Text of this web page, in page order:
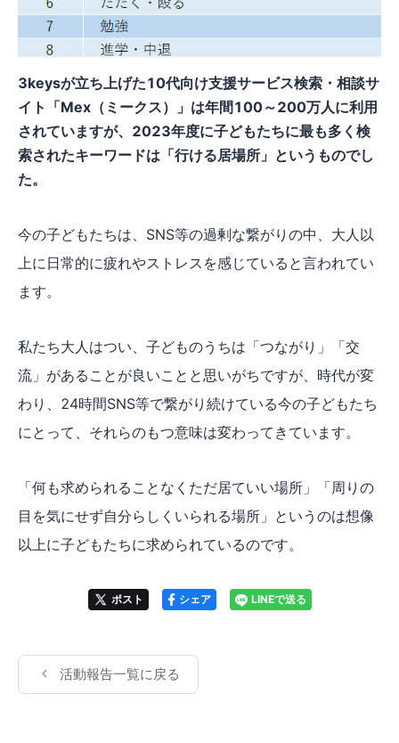
3keysが立ち上げた10代向け支援サービス検索・相談サ
イト「Mex（ミークス）」は年間100～200万人に利用
されていますが、2023年度に子どもたちに最も多く検
索されたキーワードは「行ける居場所」というものでし
た。
今の子どもたちは、SNS等の過剰な繋がりの中、大人以
上に日常的に疲れやストレスを感じていると言われてい
ます。
私たち大人はつい、子どものうちは「つながり」「交
流」があることが良いことと思いがちですが、時代が変
わり、24時間SNS等で繋がり続けている今の子どもたち
にとって、それらのもつ意味は変わってきています。
「何も求められることなくただ居ていい場所」「周りの
目を気にせず自分らしくいられる場所」というのは想像
以上に子どもたちに求められているのです。
ポスト シェア LINEで送る
活動報告一覧に戻る